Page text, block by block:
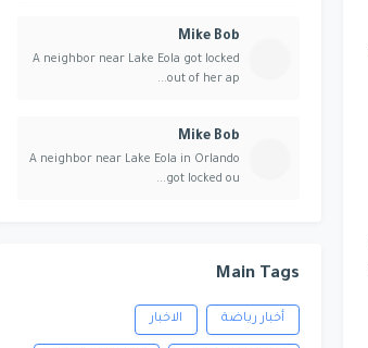
Mike Bob
A neighbor near Lake Eola got locked
out of her ap...
Mike Bob
A neighbor near Lake Eola in Orlando
got locked ou...
Main Tags
أخبار رياضة الاخبار